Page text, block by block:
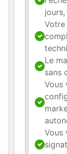
Le
sans
Vous
Vous